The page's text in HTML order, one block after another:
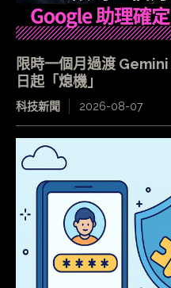
限時一個月過渡
日起「熄機」
科技新聞 2026-08-07